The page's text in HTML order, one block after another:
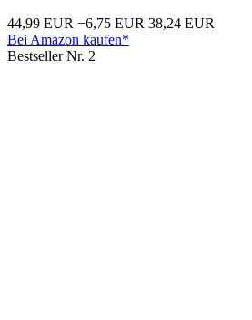
44,99 EUR −6,75 EUR 38,24 EUR
Bei Amazon kaufen*
Bestseller Nr. 2